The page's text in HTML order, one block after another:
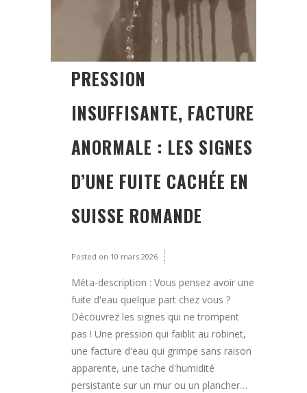
PRESSION
INSUFFISANTE, FACTURE
ANORMALE : LES SIGNES
D’UNE FUITE CACHÉE EN
SUISSE ROMANDE
Posted on 10 mars 2026
Méta-description : Vous pensez avoir une
fuite d'eau quelque part chez vous ?
Découvrez les signes qui ne trompent
pas ! Une pression qui faiblit au robinet,
une facture d'eau qui grimpe sans raison
apparente, une tache d'humidité
persistante sur un mur ou un plancher…